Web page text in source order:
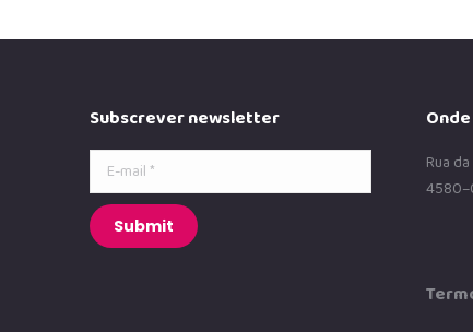
Subscrever newsletter
E-mail *
Submit
Rua